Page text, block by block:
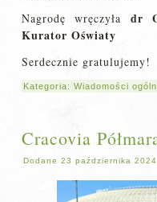
Nagrodę wręczyładr
Kurator Oświaty
Serdecznie gratulujemy!
Kategoria:Wiadomości
Cracovia
Dodane 23 października 2024